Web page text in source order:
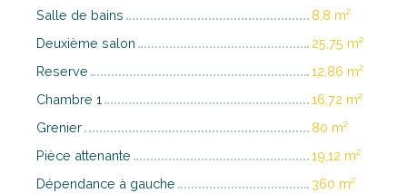
Salle de bains
8,8 m²
Deuxième salon
25,75 m²
Reserve
12,86 m²
Chambre 1
16,72 m²
Grenier
80 m²
Pièce attenante
19,12 m²
Dépendance à gauche
360 m²